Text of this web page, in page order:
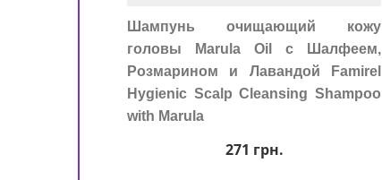
Шампунь очищающий кожу
головы Marula Oil c Шалфеем,
Розмарином и Лавандой Famirel
Hygienic Scalp Cleansing Shampoo
with Marula
271 грн.